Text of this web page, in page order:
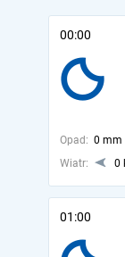
00:00
Opad: 0 mm
Wiatr:
0
01:00